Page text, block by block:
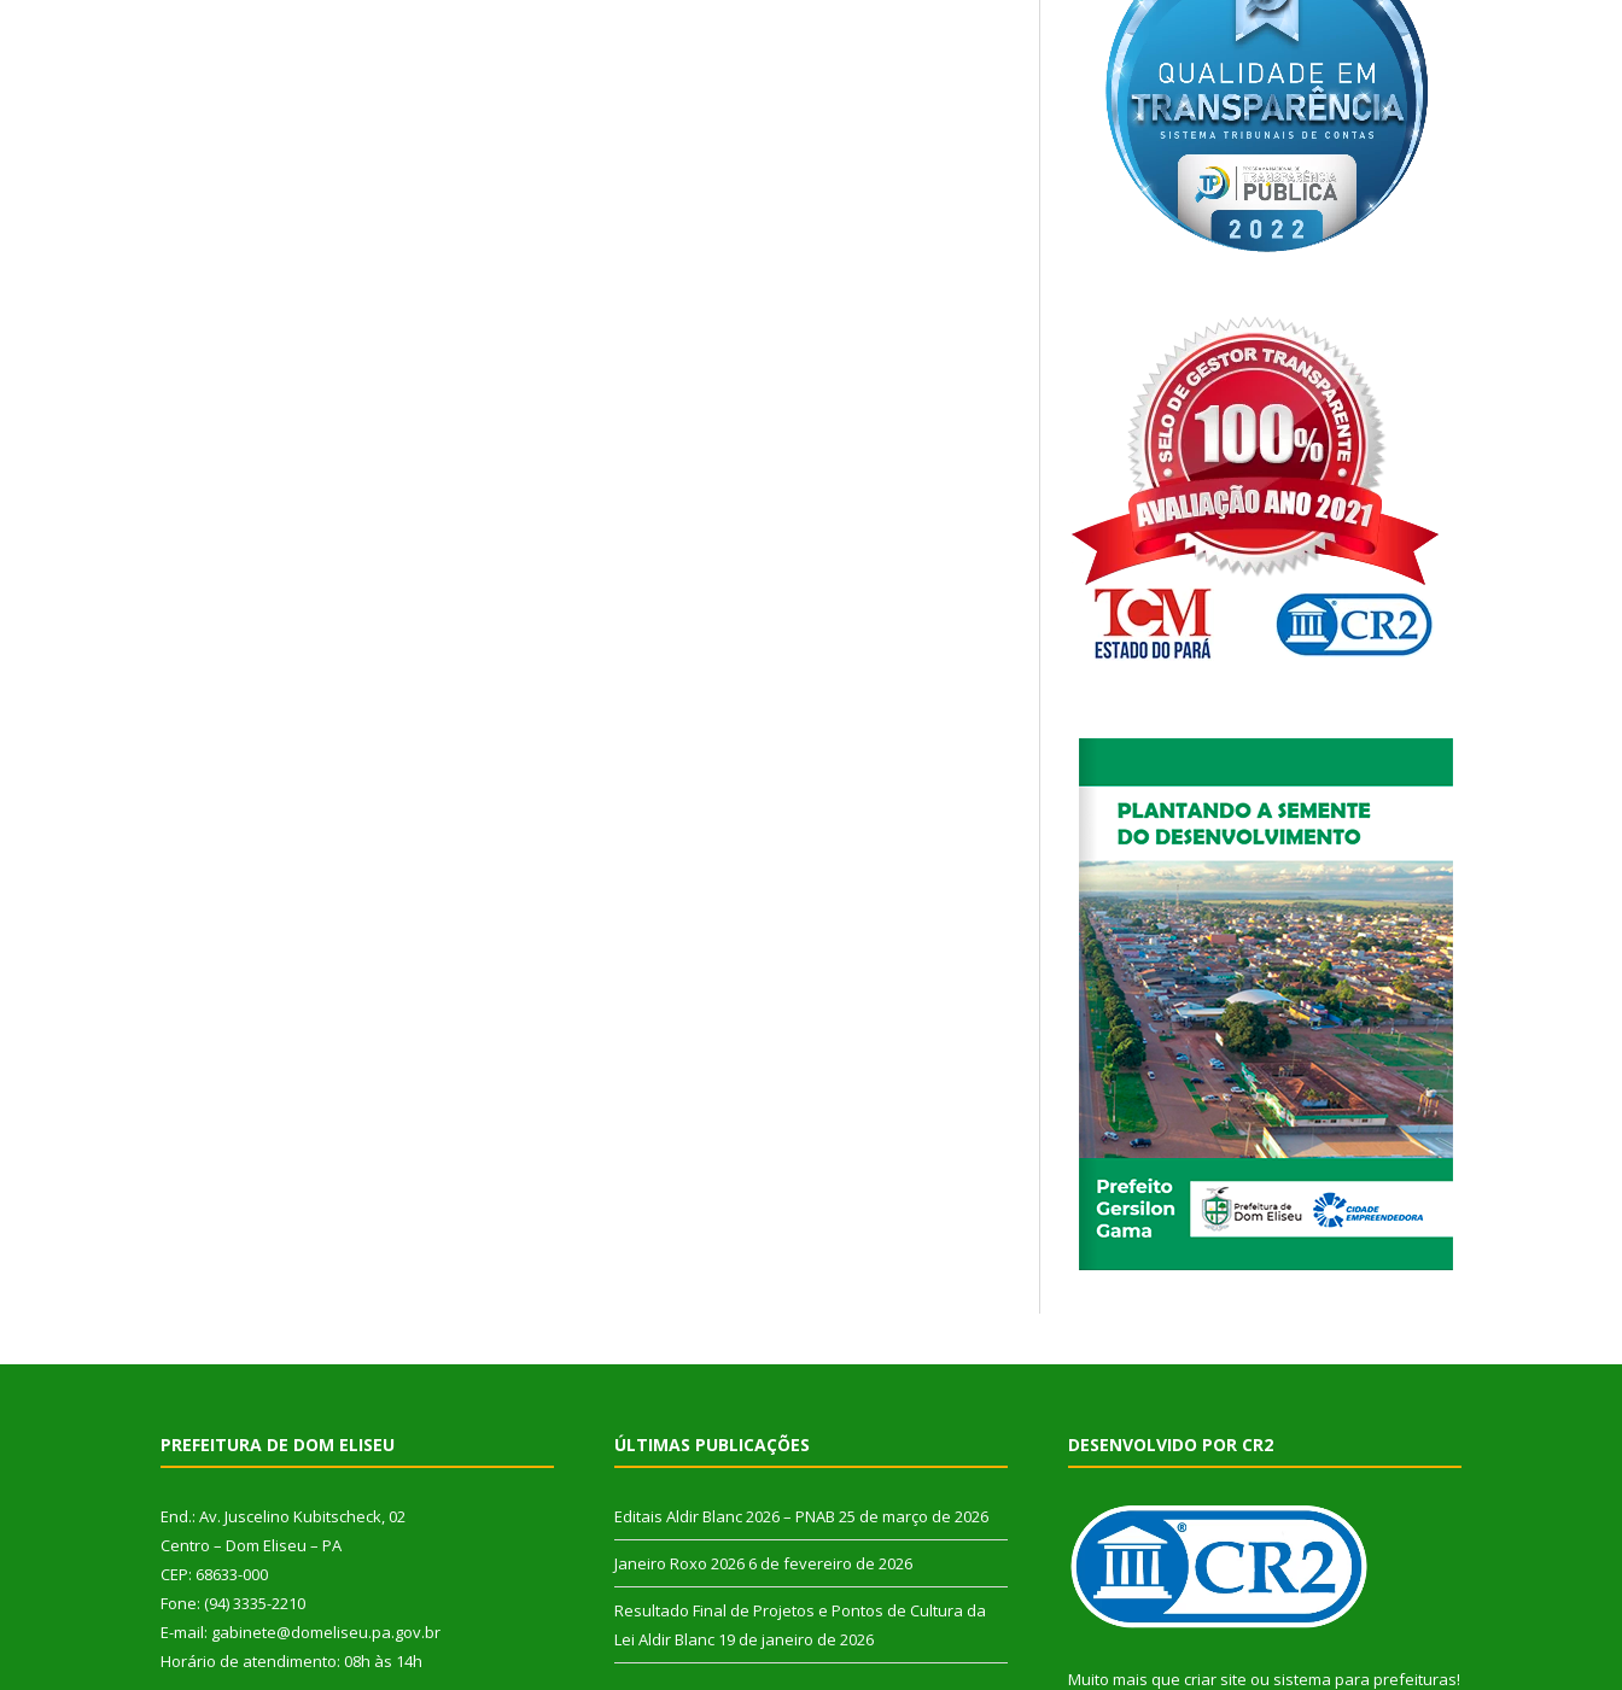
PREFEITURA DE DOM ELISEU
End.: Av. Juscelino Kubitscheck, 02
Centro – Dom Eliseu – PA
CEP: 68633-000
Fone: (94) 3335-2210
E-mail: gabinete@domeliseu.pa.gov.br
Horário de atendimento: 08h às 14h
ÚLTIMAS PUBLICAÇÕES
Editais Aldir Blanc 2026 – PNAB 25 de março de 2026
Janeiro Roxo 2026 6 de fevereiro de 2026
Resultado Final de Projetos e Pontos de Cultura da
Lei Aldir Blanc 19 de janeiro de 2026
DESENVOLVIDO POR CR2
Muito mais que criar site ou sistema para prefeituras!